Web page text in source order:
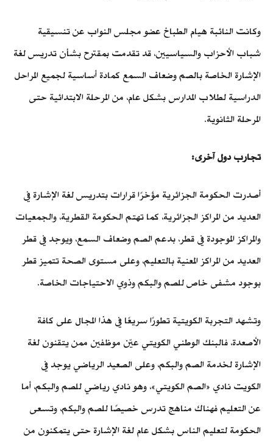
وكانت النائبة هيام الطباخ عضو مجلس النواب عن تنسيقية
شباب الأحزاب والسياسيين، قد تقدمت بمقترح بشأن تدريس لغة
الإشارة الخاصة بالصم وضعاف السمع كمادة أساسية لجميع المراحل
الدراسية لطلاب المدارس بشكل عام، من المرحلة الابتدائية حتى
المرحلة الثانوية.
تجارب دول آخرى:
أصدرت الحكومة الجزائرية مؤخرًا قرارات بتدريس لغة الإشارة في
العديد من المراكز الجزائرية، كما تهتم الحكومة القطرية، والجمعيات
والمراكز الموجودة في قطر، بدعم الصم وضعاف السمع، ويوجد في قطر
العديد من المراكز المعنية بالتعليم، وعلى مستوى الصحة تتميز قطر
بوجود مشفى خاص للصم والبكم وذوي الاحتياجات الخاصة.
وتشهد التجربة الكويتية تطورًا سريعًا في هذا المجال على كافة
الأصعدة، فالبنك الوطني الكويتي عيّن موظفين ممن يتقنون لغة
الإشارة لخدمة الصم والبكم، وعلى الصعيد الرياضي يوجد في
الكويت نادي «الصم الكويتي»، وهو نادي رياضي للصم والبكم، أما
عن التعليم فهناك مناهج تدرس خصيصًا للصم والبكم، وتسعى
الحكومة لتعليم الناس بشكل عام لغة الإشارة حتى يتمكنون من